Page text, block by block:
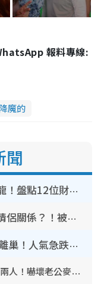
報料專線:
降魔的
聞
《愛回家》隱形富豪臥虎藏龍！盤點12位財氣逼人的有錢藝人：呢位靚女3億身家唔憂做
葉蒨文拍拖一周年親自否認情侶關係？！被質疑感情造假竟稱GM「普通同事」
30歲男藝人低調宣布已秘密離巢！人氣急跌變失蹤人口︰「這幾年過得並不容易」
簡淑兒染金毛剪短頭髮氣質判若兩人！嚇壞老公麥大力都認唔出：「你做咩事？」